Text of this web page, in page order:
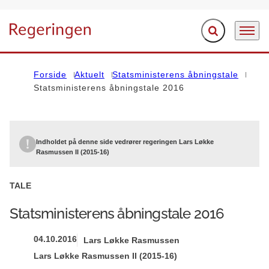
Gå til forsiden Fold søgefelt ud
Menu
Forside Aktuelt
Statsministerens åbningstale
Statsministerens åbningstale 2016
Indholdet på denne side vedrører regeringen Lars Løkke
Rasmussen II (2015-16)
TALE
Statsministerens åbningstale 2016
04.10.2016
Lars Løkke Rasmussen
Lars Løkke Rasmussen II (2015-16)